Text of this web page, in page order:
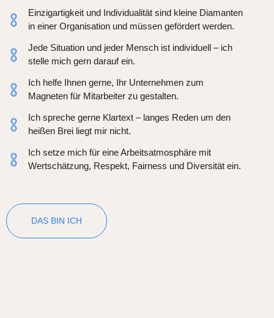
Einzigartigkeit und Individualität sind kleine Diamanten
in einer Organisation und müssen gefördert werden.
Jede Situation und jeder Mensch ist individuell – ich
stelle mich gern darauf ein.
Ich helfe Ihnen gerne, Ihr Unternehmen zum
Magneten für Mitarbeiter zu gestalten.
Ich spreche gerne Klartext – langes Reden um den
heißen Brei liegt mir nicht.
Ich setze mich für eine Arbeitsatmosphäre mit
Wertschätzung, Respekt, Fairness und Diversität ein.
DAS BIN ICH